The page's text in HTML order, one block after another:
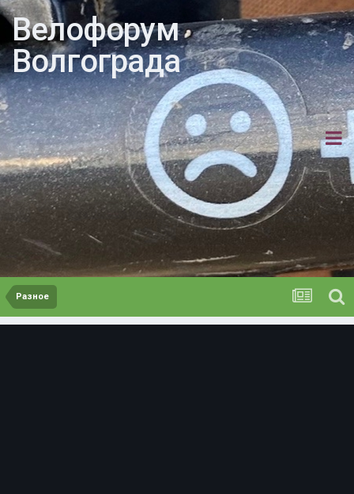
Велофорум
Волгограда
Разное